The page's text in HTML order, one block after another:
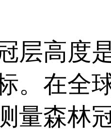
高度是
。在全
量森林